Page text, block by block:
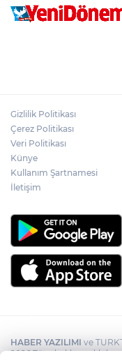
Gizlilik Politikası
Çerez Politikası
Veri Politikası
Künye
Kullanım Şartnamesi
İletişim
HABER YAZILIMI ve
2026 Tüm hakları saklıdır.